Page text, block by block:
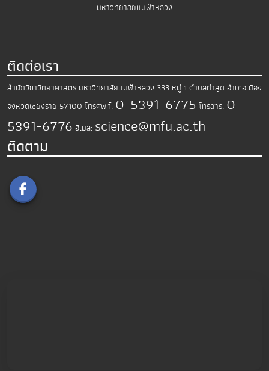
มหาวิทยาลัยแม่ฟ้าหลวง
ติดต่อเรา
สำนักวิชาวิทยาศาสตร์ มหาวิทยาลัยแม่ฟ้าหลวง 333 หมู่ 1 ตำบลท่าสุด อำเภอเมือง
จังหวัดเชียงราย 57100 โทรศัพท์. 0-5391-6775 โทรสาร. 0-
5391-6776 อีเมล: science@mfu.ac.th
ติดตาม